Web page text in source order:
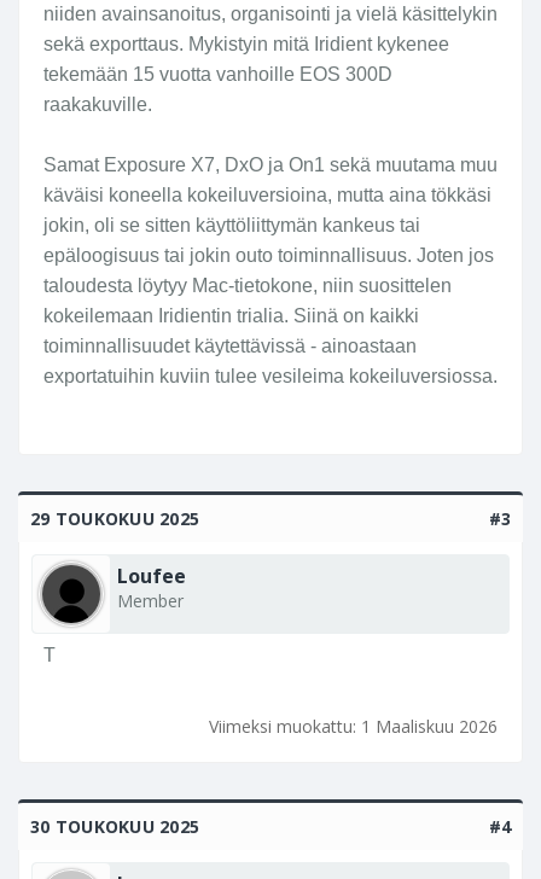
niiden avainsanoitus, organisointi ja vielä käsittelykin
sekä exporttaus. Mykistyin mitä Iridient kykenee
tekemään 15 vuotta vanhoille EOS 300D
raakakuville.
Samat Exposure X7, DxO ja On1 sekä muutama muu
käväisi koneella kokeiluversioina, mutta aina tökkäsi
jokin, oli se sitten käyttöliittymän kankeus tai
epäloogisuus tai jokin outo toiminnallisuus. Joten jos
taloudesta löytyy Mac-tietokone, niin suosittelen
kokeilemaan Iridientin trialia. Siinä on kaikki
toiminnallisuudet käytettävissä - ainoastaan
exportatuihin kuviin tulee vesileima kokeiluversiossa.
29 TOUKOKUU 2025 #3
Loufee
Member
T
Viimeksi muokattu: 1 Maaliskuu 2026
30 TOUKOKUU 2025 #4